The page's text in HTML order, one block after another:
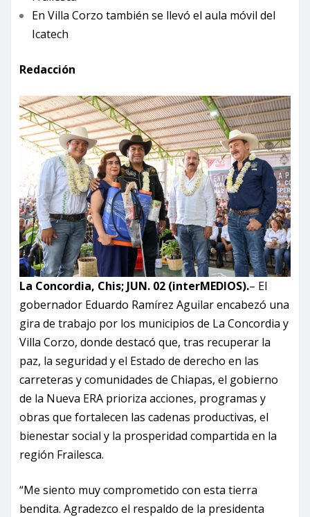
En Villa Corzo también se llevó el aula móvil del
Icatech
Redacción
La Concordia, Chis; JUN. 02 (interMEDIOS).– El
gobernador Eduardo Ramírez Aguilar encabezó una
gira de trabajo por los municipios de La Concordia y
Villa Corzo, donde destacó que, tras recuperar la
paz, la seguridad y el Estado de derecho en las
carreteras y comunidades de Chiapas, el gobierno
de la Nueva ERA prioriza acciones, programas y
obras que fortalecen las cadenas productivas, el
bienestar social y la prosperidad compartida en la
región Frailesca.
“Me siento muy comprometido con esta tierra
bendita. Agradezco el respaldo de la presidenta